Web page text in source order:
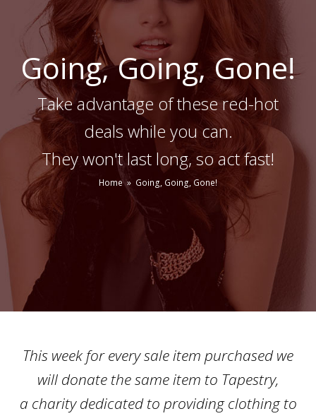
Going, Going, Gone!
Take advantage of these red-hot
deals while you can.
They won't last long, so act fast!
Home » Going, Going, Gone!
This week for every sale item purchased we
will donate the same item to Tapestry,
a charity dedicated to providing clothing to